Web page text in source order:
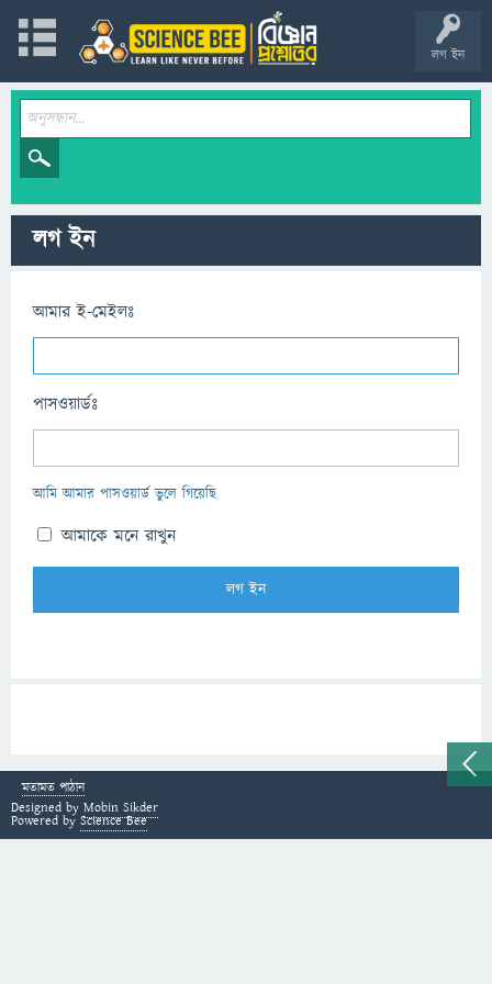
লগ ইন
লগ ইন
আমার ই-মেইলঃ
পাসওয়ার্ডঃ
আমি আমার পাসওয়ার্ড ভুলে গিয়েছি
আমাকে মনে রাখুন
মতামত পাঠান
Designed by Mobin Sikder
Powered by Science Bee